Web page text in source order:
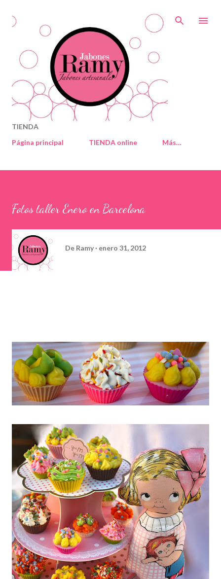
TIENDA
Página principal
TIENDA online Más…
Fotos taller Enero en Barcelona
De Ramy enero 31, 2012